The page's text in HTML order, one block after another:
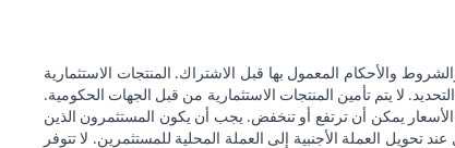
والأحكام المعمول بها قبل الاشتراك. المنتجات الاستثمارية
لا يتم تأمين المنتجات الاستثمارية من قبل الجهات الحكومية.
الأسعار يمكن أن ترتفع أو تنخفض. يجب أن يكون المستثمرون الذين
العملة الأجنبية إلى العملة المحلية للمستثمرين. لا تتوفر